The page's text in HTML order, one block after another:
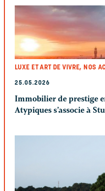
LUXE ET ART DE VIVRE, NOS
25.05.2026
Immobilier de prestige
Atypiques s’associe à